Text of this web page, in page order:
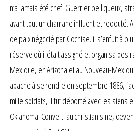
n’a jamais été chef. Guerrier belliqueux,
avant tout un chamane influent et redouté.
de paix négocié par Cochise, il s’enfuit à
réserve où il était assigné et organisa des
Mexique, en Arizona et au Nouveau-
apache à se rendre en septembre 1886,
mille soldats, il fut déporté avec les siens
Oklahoma. Converti au christianisme,